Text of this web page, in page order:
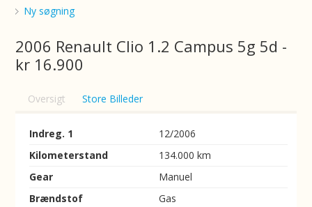
Ny søgning
2006 Renault Clio 1.2 Campus 5g 5d -
kr 16.900
Oversigt Store Billeder
Indreg. 1
12/2006
Kilometerstand
134.000 km
Gear
Manuel
Brændstof
Gas